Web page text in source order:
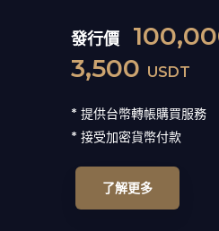
發行價
3,500 USDT
* 提供台幣轉帳購買服務
* 接受加密貨幣付款
了解更多